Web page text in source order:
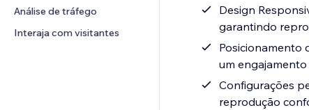
Análise de tráfego
Interaja com visitantes
Design
garantindo
Posicionamento
um
Configurações
reprodução